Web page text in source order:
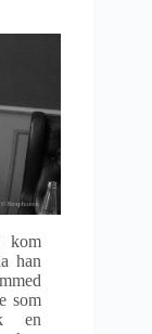
kom
han
som
en